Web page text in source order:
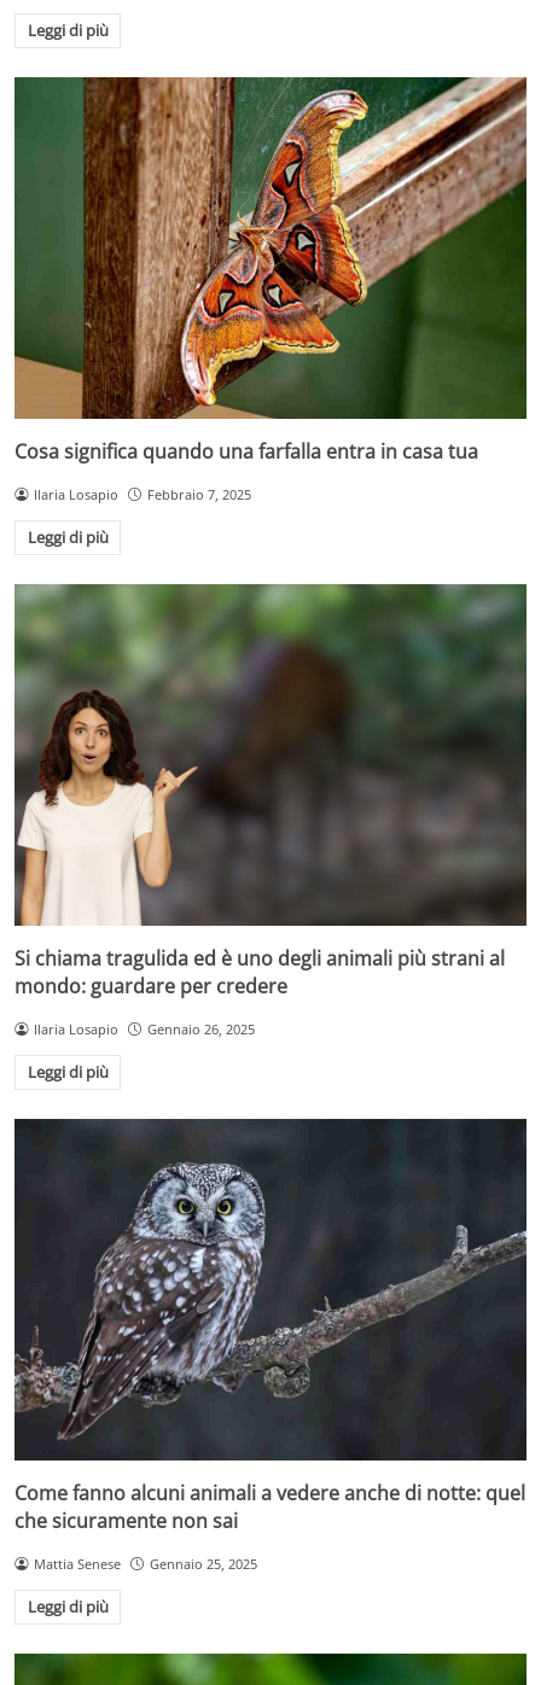
Leggi di più
Cosa significa quando una farfalla entra in casa tua
Ilaria Losapio Febbraio 7, 2025
Leggi di più
Si chiama tragulida ed è uno degli animali più strani al
mondo: guardare per credere
Ilaria Losapio Gennaio 26, 2025
Leggi di più
Come fanno alcuni animali a vedere anche di notte: quel
che sicuramente non sai
Mattia Senese Gennaio 25, 2025
Leggi di più